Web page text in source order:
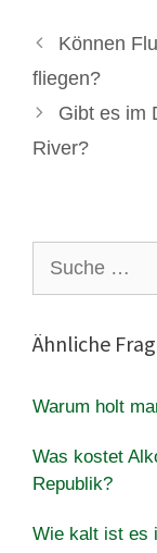
Können
fliegen?
Gibt es im
River?
nach:
Ähnliche
Warum holt
Was kostet
Republik?
Wie kalt ist es